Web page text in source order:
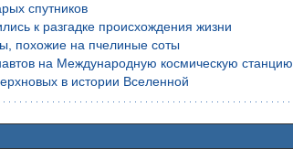
спутников
к разгадке происхождения жизни
похожие на пчелиные соты
на Международную космическую станцию
в истории Вселенной